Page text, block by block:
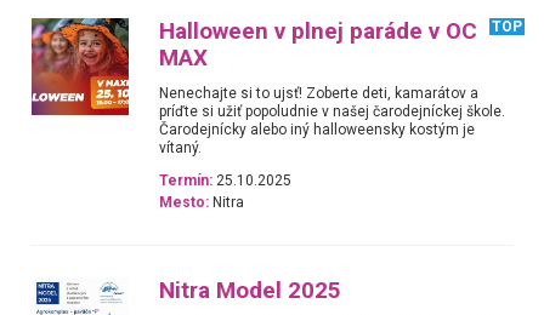
Halloween v plnej paráde v OC
MAX
TOP
Nenechajte si to ujsť! Zoberte deti, kamarátov a
príďte si užiť popoludnie v našej čarodejníckej škole.
Čarodejnícky alebo iný halloweensky kostým je
vítaný.
Termín: 25.10.2025
Mesto: Nitra
Nitra Model 2025